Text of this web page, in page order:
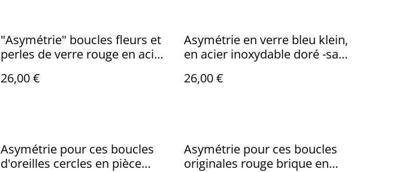
"Asymétrie" boucles fleurs et
perles de verre rouge en acier
unique - sans nickel
26,00 €
Asymétrie en verre bleu klein,
en acier inoxydable doré -sans
26,00 €
Asymétrie pour ces boucles
d'oreilles cercles en pièce
Asymétrie pour ces boucles
originales rouge brique en